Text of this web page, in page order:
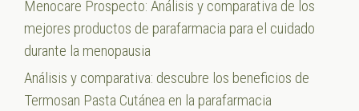
Menocare Prospecto: Análisis y comparativa de los
mejores productos de parafarmacia para el cuidado
durante la menopausia
Análisis y comparativa: descubre los beneficios de
Termosan Pasta Cutánea en la parafarmacia